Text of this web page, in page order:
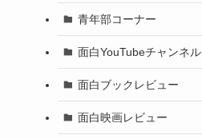
青年部コーナー
面白YouTubeチャンネル
面白ブックレビュー
面白映画レビュー